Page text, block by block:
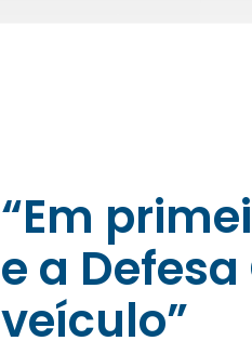
“Em
e a
veículo”